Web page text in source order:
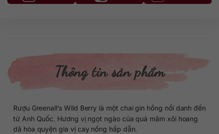
Thông tin sản phẩm
Rượu Greenall’s Wild Berry là một chai gin hồng nổi danh đến
từ Anh Quốc. Hương vị ngọt ngào của quả mâm xôi hoang
dã hòa quyện gia vị cay nồng hấp dẫn.